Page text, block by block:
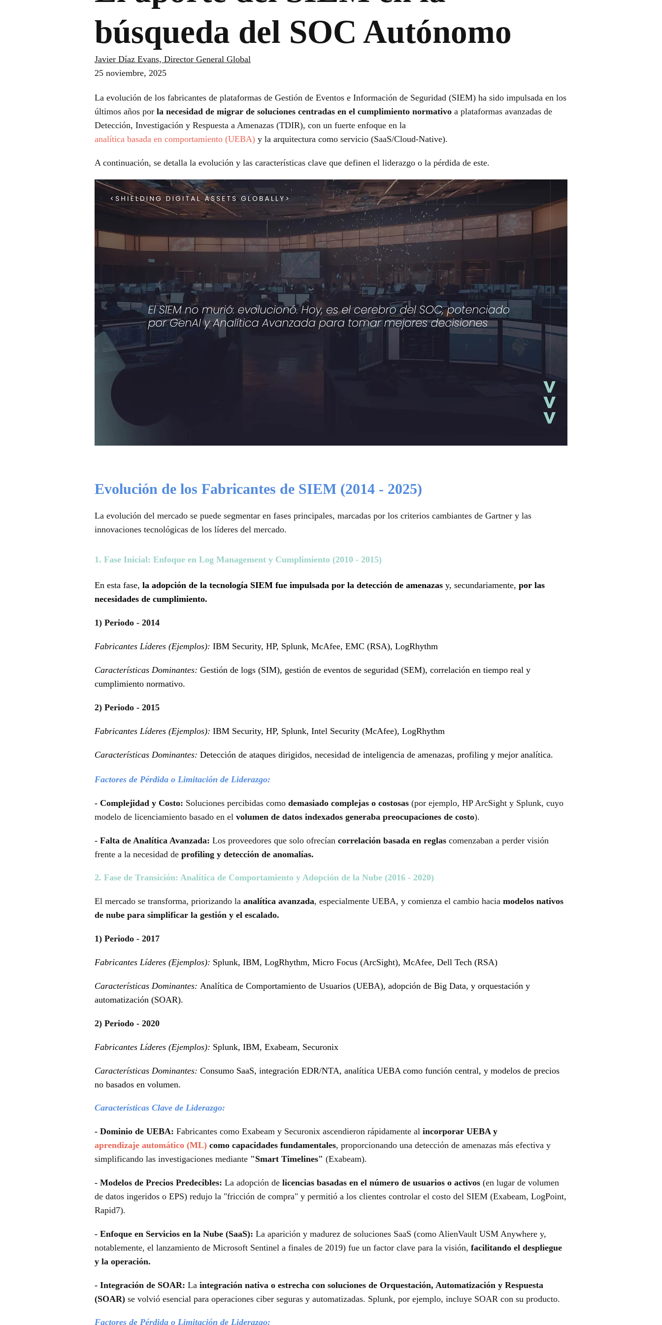
búsqueda del SOC Autónomo
Javier Díaz Evans, Director General Global
25 noviembre, 2025
La evolución de los fabricantes de plataformas de Gestión de Eventos e Información de Seguridad (SIEM) ha sido impulsada en los
últimos años por la necesidad de migrar de soluciones centradas en el cumplimiento normativo a plataformas avanzadas de
Detección, Investigación y Respuesta a Amenazas (TDIR), con un fuerte enfoque en la
analítica basada en comportamiento (UEBA) y la arquitectura como servicio (SaaS/Cloud-Native).
A continuación, se detalla la evolución y las características clave que definen el liderazgo o la pérdida de este.
Evolución de los Fabricantes de SIEM (2014 - 2025)
La evolución del mercado se puede segmentar en fases principales, marcadas por los criterios cambiantes de Gartner y las
innovaciones tecnológicas de los líderes del mercado.
1. Fase Inicial: Enfoque en Log Management y Cumplimiento (2010 - 2015)
En esta fase, la adopción de la tecnología SIEM fue impulsada por la detección de amenazas y, secundariamente, por las
necesidades de cumplimiento.
1) Periodo - 2014
Fabricantes Líderes (Ejemplos): IBM Security, HP, Splunk, McAfee, EMC (RSA), LogRhythm
Características Dominantes: Gestión de logs (SIM), gestión de eventos de seguridad (SEM), correlación en tiempo real y
cumplimiento normativo.
2) Periodo - 2015
Fabricantes Líderes (Ejemplos): IBM Security, HP, Splunk, Intel Security (McAfee), LogRhythm
Características Dominantes: Detección de ataques dirigidos, necesidad de inteligencia de amenazas, profiling y mejor analítica.
Factores de Pérdida o Limitación de Liderazgo:
- Complejidad y Costo: Soluciones percibidas como demasiado complejas o costosas (por ejemplo, HP ArcSight y Splunk, cuyo
modelo de licenciamiento basado en el volumen de datos indexados generaba preocupaciones de costo).
- Falta de Analítica Avanzada: Los proveedores que solo ofrecían correlación basada en reglas comenzaban a perder visión
frente a la necesidad de profiling y detección de anomalías.
2. Fase de Transición: Analítica de Comportamiento y Adopción de la Nube (2016 - 2020)
El mercado se transforma, priorizando la analítica avanzada, especialmente UEBA, y comienza el cambio hacia modelos nativos
de nube para simplificar la gestión y el escalado.
1) Periodo - 2017
Fabricantes Líderes (Ejemplos): Splunk, IBM, LogRhythm, Micro Focus (ArcSight), McAfee, Dell Tech (RSA)
Características Dominantes: Analítica de Comportamiento de Usuarios (UEBA), adopción de Big Data, y orquestación y
automatización (SOAR).
2) Periodo - 2020
Fabricantes Líderes (Ejemplos): Splunk, IBM, Exabeam, Securonix
Características Dominantes: Consumo SaaS, integración EDR/NTA, analítica UEBA como función central, y modelos de precios
no basados en volumen.
Características Clave de Liderazgo:
- Dominio de UEBA: Fabricantes como Exabeam y Securonix ascendieron rápidamente al incorporar UEBA y
aprendizaje automático (ML) como capacidades fundamentales, proporcionando una detección de amenazas más efectiva y
simplificando las investigaciones mediante "Smart Timelines" (Exabeam).
- Modelos de Precios Predecibles: La adopción de licencias basadas en el número de usuarios o activos (en lugar de volumen
de datos ingeridos o EPS) redujo la "fricción de compra" y permitió a los clientes controlar el costo del SIEM (Exabeam, LogPoint,
Rapid7).
- Enfoque en Servicios en la Nube (SaaS): La aparición y madurez de soluciones SaaS (como AlienVault USM Anywhere y,
notablemente, el lanzamiento de Microsoft Sentinel a finales de 2019) fue un factor clave para la visión, facilitando el despliegue
y la operación.
- Integración de SOAR: La integración nativa o estrecha con soluciones de Orquestación, Automatización y Respuesta
(SOAR) se volvió esencial para operaciones ciber seguras y automatizadas. Splunk, por ejemplo, incluye SOAR con su producto.
Factores de Pérdida o Limitación de Liderazgo: